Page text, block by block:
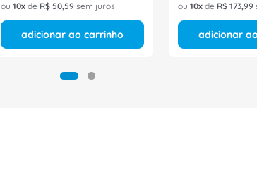
ou 10 de R$ 50,59 sem juros
adicionar ao carrinho
ou 10 de R$ 173,99
adicionar